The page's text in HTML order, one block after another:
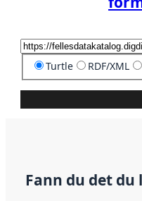
Turtle RDF/XML
Fann du det